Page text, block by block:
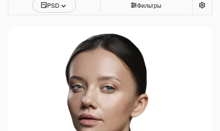
PSD Фильтры